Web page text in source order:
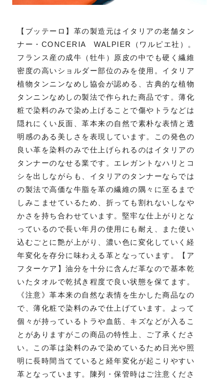
【ブッテーロ】革の製造元はイタリアの老舗タン
ナー・CONCERIA WALPIER（ワルピエ社）。
フランス産の成牛（牡牛）原皮の中でも硬く繊維
密度の高いショルダー部位のみを使用。イタリア
植物タンニンなめし協会が認める、古典的な植物
タンニンなめしの製法で作られた商品です。薄化
粧で染料のみで染め上げることで傷やトラなどは
隠れにくい反面、革本来の自然で素朴な表情と透
明感のある美しさを表現しています。この発色の
良い革を染料のみで仕上げられるのはイタリアの
タンナーのなせる業です。エレガントなハリとコ
シを出しながらも、イタリアのタンナーならでは
の製法で高価な牛脂を革の繊維の隅々に至るまで
しみこませているため、折っても割れないしなや
かさを持ち合わせています。堅牢な仕上がりとな
っているので長い年月の使用にも耐え、また使い
込むごとに艶が上がり、濃い色に変化していく経
年変化を存分に味わえる革となっています。【ア
フターケア】油分を十分に含んだ革なので基本乾
いたタオルで乾拭き程度で良い状態を保てます。
《注意》革本来の自然な表情を生かした商品なの
で、薄化粧で染料のみで仕上げています。よって
個々が持っているトラや血筋、キズなどが入るこ
とがありますがこの商品の特性上、ご了承くださ
い。この革は染料のみで染めているため日光や照
明に長時間当てていると経年変化が起こりやすい
革となっています。陳列・保管時はご注意くださ